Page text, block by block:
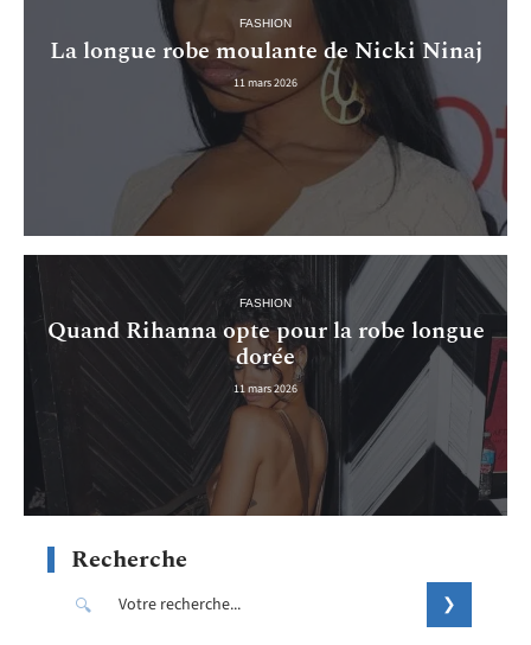
FASHION
La longue robe moulante de Nicki Ninaj
11 mars 2026
FASHION
Quand Rihanna opte pour la robe longue
dorée
11 mars 2026
Recherche